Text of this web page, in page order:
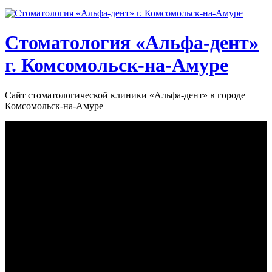
Стоматология «‎Альфа-дент»‎
г. Комсомольск-на-Амуре
Сайт стоматологической клиники «‎Альфа-дент» в городе
Комсомольск-на-Амуре